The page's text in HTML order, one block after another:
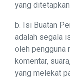
yang
b. Isi Buatan
adalah segala
oleh pengguna
komentar,
yang melekat